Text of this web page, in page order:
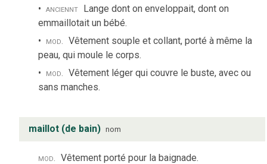
anciennt Lange dont on enveloppait, dont on
emmaillotait un bébé.
mod. Vêtement souple et collant, porté à même la
peau, qui moule le corps.
mod. Vêtement léger qui couvre le buste, avec ou
sans manches.
maillot (de bain) nom
mod. Vêtement porté pour la baignade.